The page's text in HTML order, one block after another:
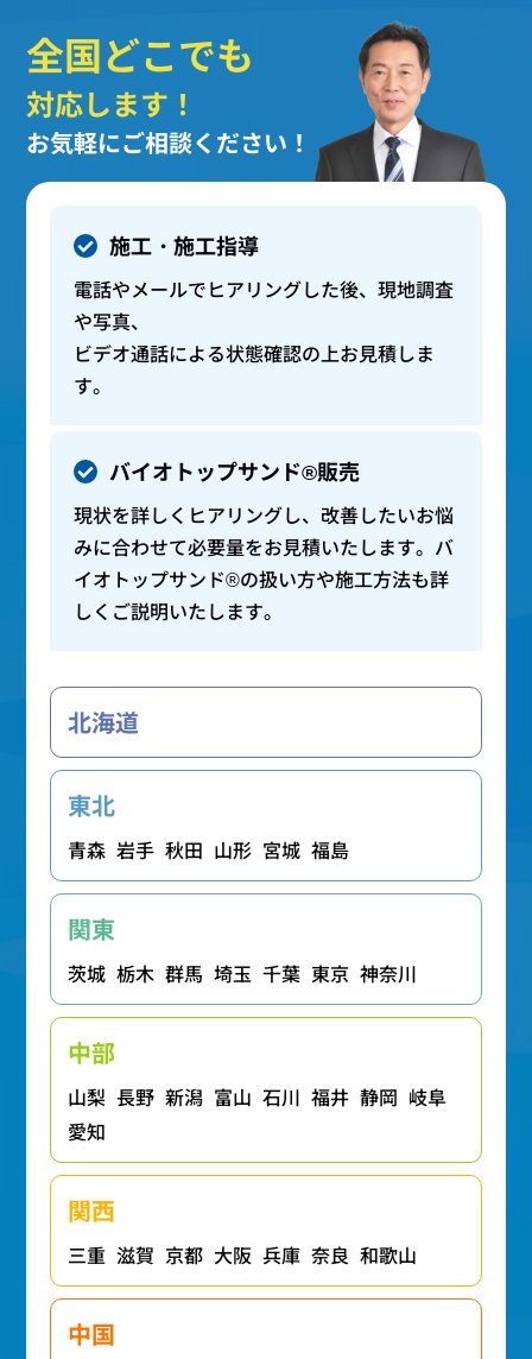
全国どこでも
対応します！
お気軽にご相談ください！
施工・施工指導
電話やメールでヒアリングした後、現地調査
や写真、
ビデオ通話による状態確認の上お見積しま
す。
バイオトップサンド®販売
現状を詳しくヒアリングし、改善したいお悩
みに合わせて必要量をお見積いたします。バ
イオトップサンド®の扱い方や施工方法も詳
しくご説明いたします。
北海道
東北
青森 岩手 秋田 山形 宮城 福島
関東
茨城 栃木 群馬 埼玉 千葉 東京 神奈川
中部
山梨 長野 新潟 富山 石川 福井 静岡 岐阜
愛知
関西
三重 滋賀 京都 大阪 兵庫 奈良 和歌山
中国